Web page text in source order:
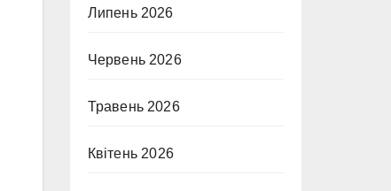
Липень 2026
Червень 2026
Травень 2026
Квітень 2026